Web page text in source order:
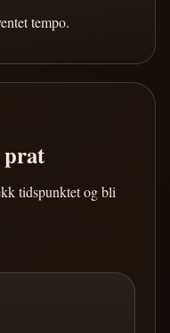
tempo.
prat
tidspunktet og bli